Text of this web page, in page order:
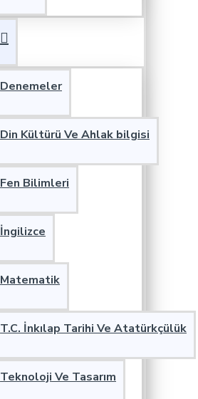
Denemeler
Din Kültürü Ve Ahlak bilgisi
Fen Bilimleri
İngilizce
Matematik
T.C. İnkılap Tarihi Ve Atatürkçülük
Teknoloji Ve Tasarım